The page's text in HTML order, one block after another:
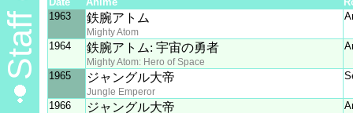
1963
鉄腕アトム
Mighty Atom
1964 鉄腕アトム: 宇宙の勇者
Mighty Atom: Hero of Space
1965 ジャングル大帝
Jungle Emperor
1966 ジャングル大帝